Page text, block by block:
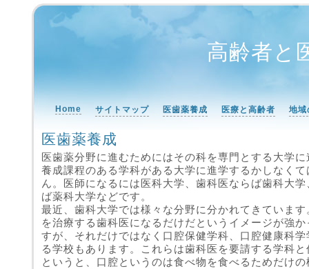
高齢者と
Home サイトマップ 医歯薬養成 医療と高齢者 地域
医歯薬養成
医歯薬分野に進むためにはその科を専門とする大学
養成課程のある学科がある大学に進学するかしなく
ん。医師になるには医科大学、歯科医ならば歯科大
ば薬科大学などです。
最近、歯科大学では様々な分野に分かれてきていま
を治療する歯科医になるだけだというイメージが強
すが、それだけではなく口腔保健学科、口腔健康科
る学校もあります。これらは歯科医を要請する学科
というと、口腔というのは食べ物を食べるためだけ